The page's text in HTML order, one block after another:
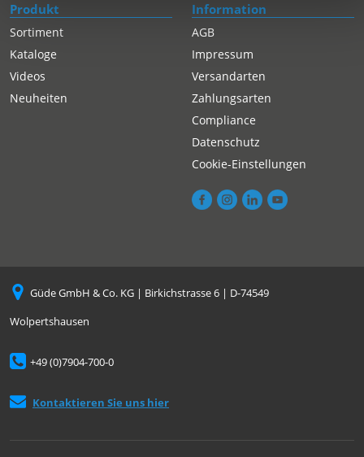
Produkt
Sortiment
Kataloge
Videos
Neuheiten
Information
AGB
Impressum
Versandarten
Zahlungsarten
Compliance
Datenschutz
Cookie-Einstellungen
Güde GmbH & Co. KG | Birkichstrasse 6 | D-74549
Wolpertshausen
+49 (0)7904-700-0
Kontaktieren Sie uns hier